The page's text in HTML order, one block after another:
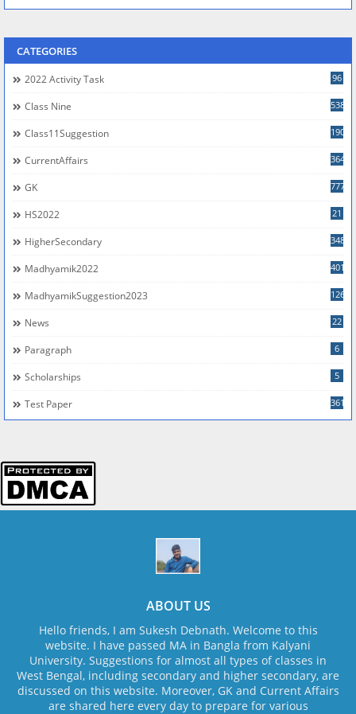
CATEGORIES
2022 Activity Task 96
Class Nine 538
Class11Suggestion 190
CurrentAffairs 364
GK 777
HS2022 21
HigherSecondary 348
Madhyamik2022 401
MadhyamikSuggestion2023 126
News 22
Paragraph 6
Scholarships 5
Test Paper 361
ABOUT US
Hello friends, I am Sukesh Debnath. Welcome to this
website. I have passed MA in Bangla from Kalyani
University. Suggestions for almost all types of classes in
West Bengal, including secondary and higher secondary, are
discussed on this website. Moreover, GK and Current Affairs
are shared here every day to prepare for various